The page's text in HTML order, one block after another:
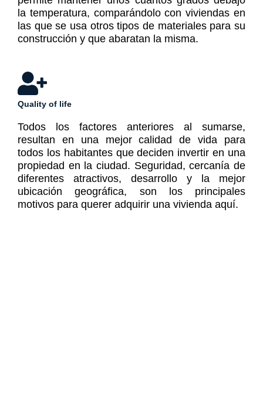
la temperatura, comparándolo con viviendas en
las que se usa otros tipos de materiales para su
construcción y que abaratan la misma.
Quality of life
Todos los factores anteriores al sumarse,
resultan en una mejor calidad de vida para
todos los habitantes que deciden invertir en una
propiedad en la ciudad. Seguridad, cercanía de
diferentes atractivos, desarrollo y la mejor
ubicación geográfica, son los principales
motivos para querer adquirir una vivienda aquí.